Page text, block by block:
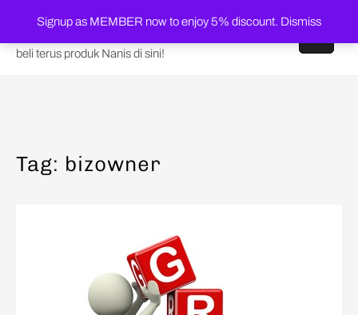
Signup as MEMBER now to enjoy 5% discount. Dismiss
content
Shop Nanis Online
beli terus produk Nanis di sini!
Tag: bizowner